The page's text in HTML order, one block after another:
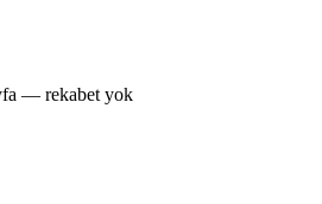
— rekabet yok